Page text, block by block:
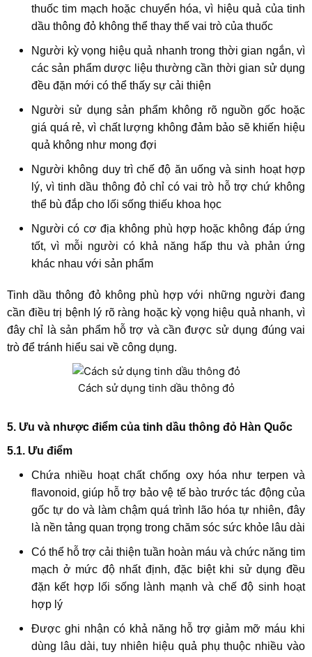
thuốc tim mạch hoặc chuyển hóa, vì hiệu quả của tinh
dầu thông đỏ không thể thay thế vai trò của thuốc
Người kỳ vọng hiệu quả nhanh trong thời gian ngắn, vì
các sản phẩm dược liệu thường cần thời gian sử dụng
đều đặn mới có thể thấy sự cải thiện
Người sử dụng sản phẩm không rõ nguồn gốc hoặc
giá quá rẻ, vì chất lượng không đảm bảo sẽ khiến hiệu
quả không như mong đợi
Người không duy trì chế độ ăn uống và sinh hoạt hợp
lý, vì tinh dầu thông đỏ chỉ có vai trò hỗ trợ chứ không
thể bù đắp cho lối sống thiếu khoa học
Người có cơ địa không phù hợp hoặc không đáp ứng
tốt, vì mỗi người có khả năng hấp thu và phản ứng
khác nhau với sản phẩm
Tinh dầu thông đỏ không phù hợp với những người đang
cần điều trị bệnh lý rõ ràng hoặc kỳ vọng hiệu quả nhanh, vì
đây chỉ là sản phẩm hỗ trợ và cần được sử dụng đúng vai
trò để tránh hiểu sai về công dụng.
Cách sử dụng tinh dầu thông đỏ
5. Ưu và nhược điểm của tinh dầu thông đỏ Hàn Quốc
5.1. Ưu điểm
Chứa nhiều hoạt chất chống oxy hóa như terpen và
flavonoid, giúp hỗ trợ bảo vệ tế bào trước tác động của
gốc tự do và làm chậm quá trình lão hóa tự nhiên, đây
là nền tảng quan trọng trong chăm sóc sức khỏe lâu dài
Có thể hỗ trợ cải thiện tuần hoàn máu và chức năng tim
mạch ở mức độ nhất định, đặc biệt khi sử dụng đều
đặn kết hợp lối sống lành mạnh và chế độ sinh hoạt
hợp lý
Được ghi nhận có khả năng hỗ trợ giảm mỡ máu khi
dùng lâu dài, tuy nhiên hiệu quả phụ thuộc nhiều vào